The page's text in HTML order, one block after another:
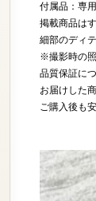
付属品：専
掲載商品は
細部のディ
※撮影時の照
品質保証に
お届けした
ご購入後も